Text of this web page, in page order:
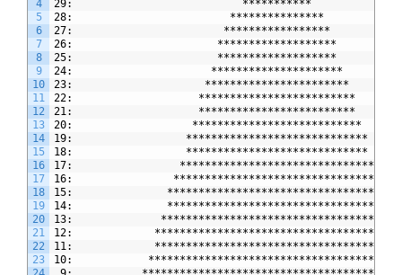
4
5
6
7
8
9
10
11
12
13
14
15
16
17
18
19
20
21
22
23
29:                           ***********
28:                         ***************
27:                        *****************
26:                       *******************
25:                       *******************
24:                      *********************
23:                     ***********************
22:                    *************************
21:                    *************************
20:                   ***************************
19:                  *****************************
18:                  *****************************
17:                 *******************************
16:                *********************************
15:               ***********************************
14:               ***********************************
13:              *************************************
12:             ***************************************
11:             ***************************************
10: